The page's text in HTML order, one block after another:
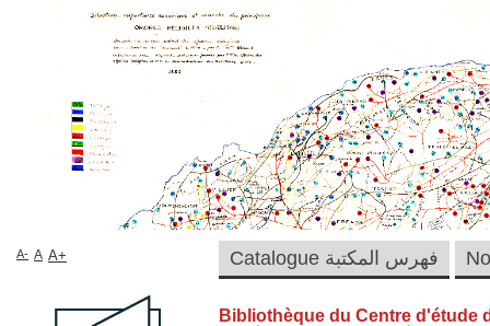
Bibliothèque du Centre d'étude
Catalogue فهرس المكتبة A- A A+